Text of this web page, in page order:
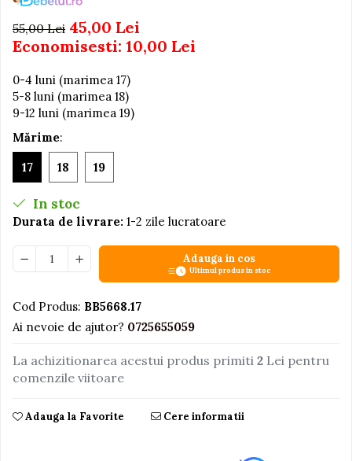
De plus
Electrocasnice si bucatarii
Jocuri de indemanare
Jocuri sportive
Jucarii educative din lemn
Motociclete
Muzica si instrumente
Pistoale
Plastilina
Proiectoare
Saltelute si centre de activitati
Set Avioane si submarine
Seturi de doctor
Trenulete
Vehicule de constructii
55,00 Lei 45,00 Lei
Economisesti: 10,00 Lei
0-4 luni (marimea 17)
5-8 luni (marimea 18)
9-12 luni (marimea 19)
Mărime:
17
18 19
In stoc
Durata de livrare: 1-2 zile lucratoare
Adauga in cos
Ultimul produs in stoc
Cod Produs: BB5668.17
Ai nevoie de ajutor? 0725655059
La achizitionarea acestui produs primiti 2 Lei pentru
comenzile viitoare
Adauga la Favorite Cere informatii